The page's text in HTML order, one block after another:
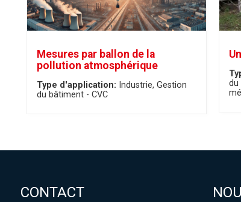
Mesures par ballon de la
pollution atmosphérique
Type d'application: Industrie Gestion
du bâtiment - CVC
du
CONTACT